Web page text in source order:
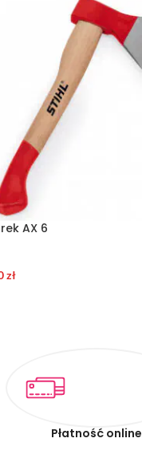
AX 6
zł
Płatność online